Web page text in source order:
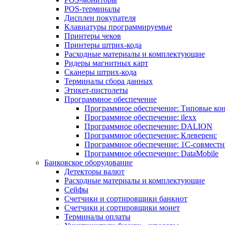
POS-терминалы
Дисплеи покупателя
Клавиатуры программируемые
Принтеры чеков
Принтеры штрих-кода
Расходные материалы и комплектующие
Ридеры магнитных карт
Сканеры штрих-кода
Терминалы сбора данных
Этикет-пистолеты
Программное обеспечение
Программное обеспечение: Типовые
Программное обеспечение: ilexx
Программное обеспечение: DALION
Программное обеспечение: Клеверенс
Программное обеспечение: 1С-
Программное обеспечение: DataMobile
Банковское оборудование
Детекторы валют
Расходные материалы и комплектующие
Сейфы
Счетчики и сортировщики банкнот
Счетчики и сортировщики монет
Терминалы оплаты